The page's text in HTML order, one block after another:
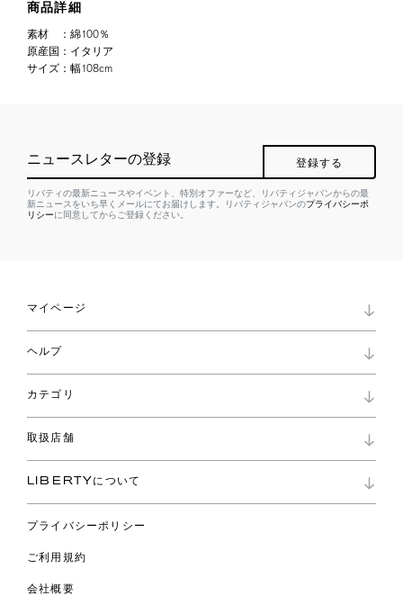
商品詳細
素材 ： 綿100％
原産国 ： イタリア
サイズ ： 幅108cm
ニュースレターの登録 登録する
リバティの最新ニュースやイベント、特別オファーなど、リバティジャパンからの最
新ニュースをいち早くメールにてお届けします。リバティジャパンのプライバシーポ
リシーに同意してからご登録ください。
マイページ
ロイヤリティプログラム
パスワード再設定
ショッピングバッグ
ヘルプ
お問い合わせ
よくあるご質問
ご利用ガイド
カテゴリ
コレクション
ファブリックス
バッグ
ウェア
ライフスタイル
スペシャル
取扱店舗
リバティ・ファブリックス
LIBERTYについて
プライバシーポリシー
ご利用規約
会社概要